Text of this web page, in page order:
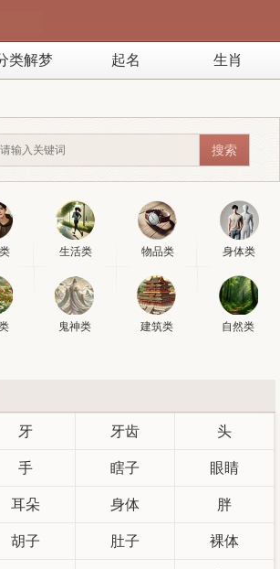
类解梦 起名 生肖
生活类 物品类 身体类
鬼神类 建筑类 自然类
牙 牙齿 头
手 瞎子 眼睛
耳朵 身体 胖
胡子 肚子 裸体